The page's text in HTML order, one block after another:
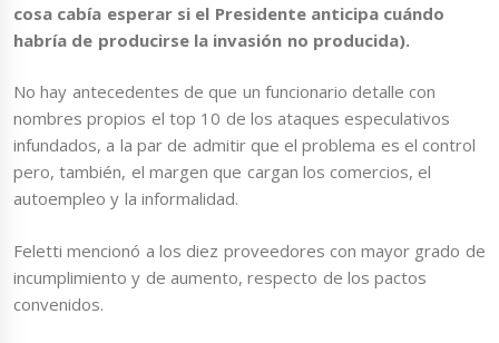
cosa cabía esperar si el Presidente anticipa cuándo
habría de producirse la invasión no producida).
No hay antecedentes de que un funcionario detalle con
nombres propios el top 10 de los ataques especulativos
infundados, a la par de admitir que el problema es el control
pero, también, el margen que cargan los comercios, el
autoempleo y la informalidad.
Feletti mencionó a los diez proveedores con mayor grado de
incumplimiento y de aumento, respecto de los pactos
convenidos.